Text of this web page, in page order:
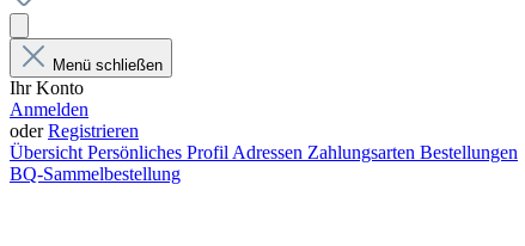
Menü schließen
Ihr Konto
Anmelden
oderRegistrieren
Übersicht Persönliches Profil Adressen Zahlungsarten Bestellungen
BQ-Sammelbestellung